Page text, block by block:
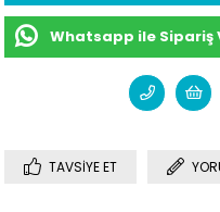
Whatsapp ile Sipariş
TAVSIYE ET